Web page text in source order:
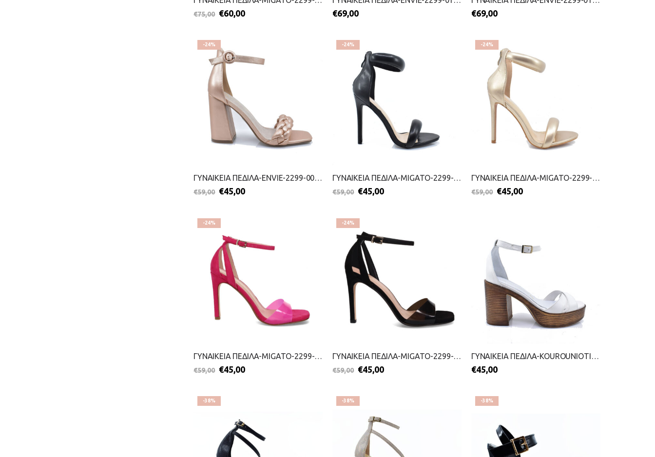
€75,00 €60,00 €69,00 €69,00
-24%
ΓΥΝΑΙΚΕΙΑ ΠΕΔΙΛΑ-ENVIE-2299-0044-ΧΑΛΚΟΣ
€59,00 €45,00
-24%
ΓΥΝΑΙΚΕΙΑ ΠΕΔΙΛΑ-MIGATO-2299-0724-ΜΑΥΡΟ
€59,00 €45,00
-24%
ΓΥΝΑΙΚΕΙΑ ΠΕΔΙΛΑ-MIGATO-2299-0724-ΧΡΥΣΟ
€59,00 €45,00
-24%
ΓΥΝΑΙΚΕΙΑ ΠΕΔΙΛΑ-MIGATO-2299-0725-ΦΟΥΞΙΑ
€59,00 €45,00
-24%
ΓΥΝΑΙΚΕΙΑ ΠΕΔΙΛΑ-MIGATO-2299-0725-ΜΑΥΡΟ
€59,00 €45,00
ΓΥΝΑΙΚΕΙΑ ΠΕΔΙΛΑ-KOUROUNIOTIS-2299-0733-ΛΕΥΚΟ
€45,00
-38% -38% -38%